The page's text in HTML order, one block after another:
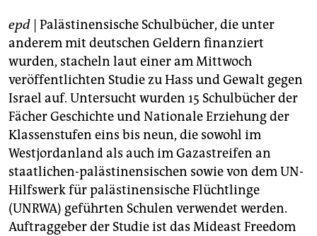
fragen & hilfe
unterstützen
abo
genossenschaft
epaper login
epd | Palästinensische Schulbücher, die unter
anderem mit deutschen Geldern finanziert
wurden, stacheln laut einer am Mittwoch
veröffentlichten Studie zu Hass und Gewalt gegen
Israel auf. Untersucht wurden 15 Schulbücher der
Fächer Geschichte und Nationale Erziehung der
Klassenstufen eins bis neun, die sowohl im
Westjordanland als auch im Gazastreifen an
staatlichen-palästinensischen sowie von dem UN-
Hilfswerk für palästinensische Flüchtlinge
(UNRWA) geführten Schulen verwendet werden.
Auftraggeber der Studie ist das Mideast Freedom